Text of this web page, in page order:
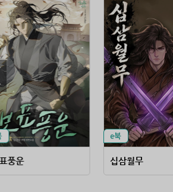
풍운 십삼월무